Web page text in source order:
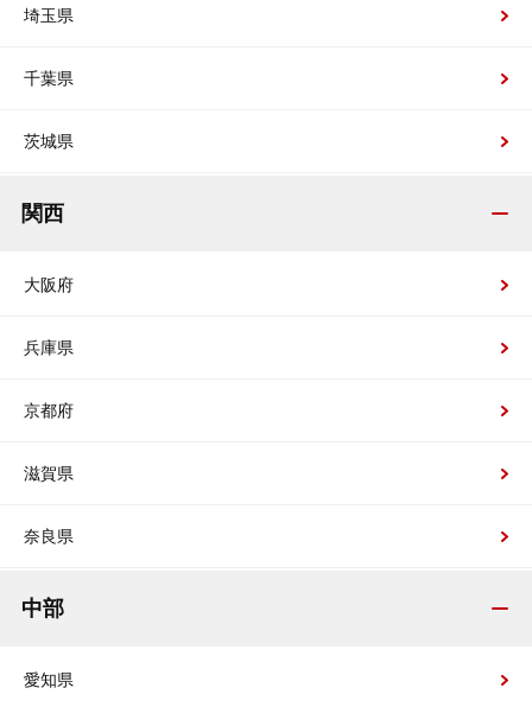
埼玉県
千葉県
茨城県
関西
大阪府
兵庫県
京都府
滋賀県
奈良県
中部
愛知県